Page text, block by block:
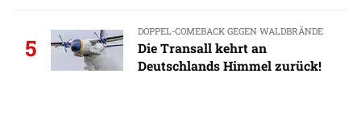
5
DOPPEL-COMEBACK GEGEN WALDBRÄNDE
Die Transall kehrt an
Deutschlands Himmel zurück!